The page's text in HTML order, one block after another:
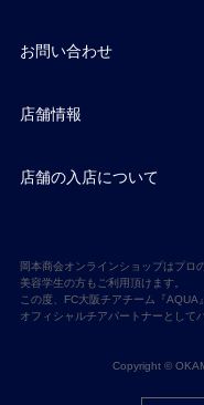
お問い合わせ
店舗情報
店舗の入店について
岡本商会オンラインショップはプロ
美容学生の方もご利用頂けます。
この度、FC大阪チアチーム『AQUA
オフィシャルチアパートナーとして
Copyright ©